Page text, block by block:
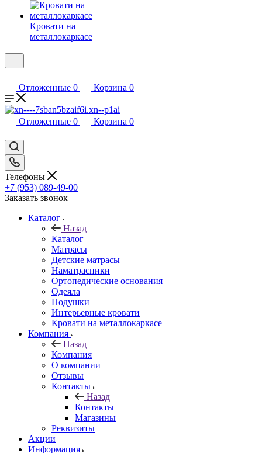
Кровати на
металлокаркасе
Отложенные 0 Корзина 0
Отложенные 0 Корзина 0
Телефоны
+7 (953) 089-49-00
Заказать звонок
Каталог
Назад
Каталог
Матрасы
Детские матрасы
Наматрасники
Ортопедические основания
Одеяла
Подушки
Интерьерные кровати
Кровати на металлокаркасе
Компания
Назад
Компания
О компании
Отзывы
Контакты
Назад
Контакты
Магазины
Реквизиты
Акции
Информация